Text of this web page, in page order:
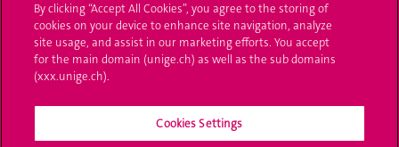
UNIGE Mobile
Médias
Offres d'emploi
Bibliothèque
By clicking “Accept All Cookies”, you agree to the storing of
cookies on your device to enhance site navigation, analyze
site usage, and assist in our marketing efforts. You accept
for the main domain (unige.ch) as well as the sub domains
(xxx.unige.ch).
Cookies Settings